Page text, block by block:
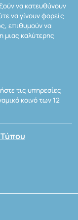
να κατευθύνουν
να γίνουν φορείς
επιθυμούν να
μιας καλύτερης
τις υπηρεσίες
κοινό των 12